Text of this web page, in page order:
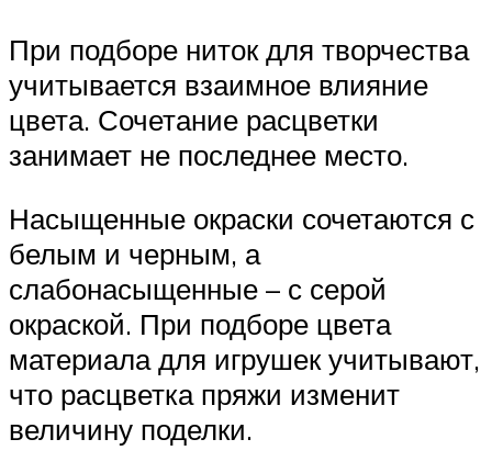
При подборе ниток для творчества
учитывается взаимное влияние
цвета. Сочетание расцветки
занимает не последнее место.
Насыщенные окраски сочетаются с
белым и черным, а
слабонасыщенные – с серой
окраской. При подборе цвета
материала для игрушек учитывают,
что расцветка пряжи изменит
величину поделки.